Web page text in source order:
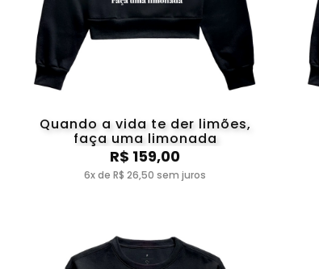
Quando a vida te der limões,
faça uma limonada
R$ 159,00
6x de R$ 26,50 sem juros